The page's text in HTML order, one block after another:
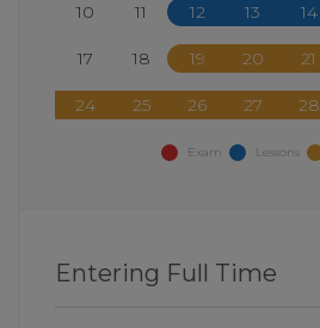
10 11 12 13 14
17 18 19 20 21
24 25 26 27 28
Exam Lessons
Entering Full Time